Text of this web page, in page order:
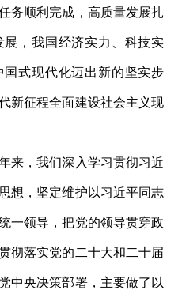
务顺利完成，高质量发展扎
，我国经济实力、科技实
式现代化迈出新的坚实步
新征程全面建设社会主义现
，我们深入学习贯彻习近
想，坚定维护以习近平同志
一领导，把党的领导贯穿政
彻落实党的二十大和二十届
中央决策部署，主要做了以